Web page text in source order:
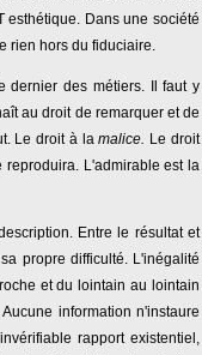
Dans une société
rien hors du fiduciaire.
dernier des métiers. Il faut y
au droit de remarquer et de
Le droit à lamalice. Le droit
L'admirable est la
Entre le résultat et
propre difficulté. L'inégalité
et du lointain au lointain
information n'instaure
rapport existentiel,